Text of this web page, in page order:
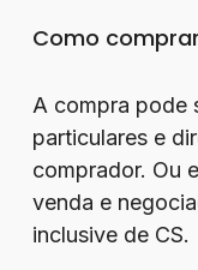
Como
A compra pode
particulares e
comprador. Ou
venda e
inclusive de CS.